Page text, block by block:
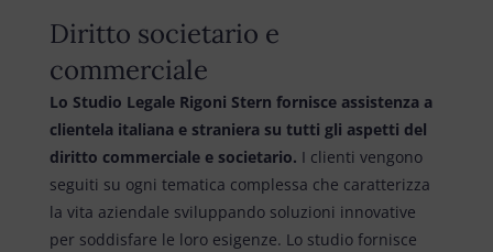
Diritto societario e
commerciale
Lo Studio Legale Rigoni Stern fornisce assistenza a
clientela italiana e straniera su tutti gli aspetti del
diritto commerciale e societario. I clienti vengono
seguiti su ogni tematica complessa che caratterizza
la vita aziendale sviluppando soluzioni innovative
per soddisfare le loro esigenze. Lo studio fornisce